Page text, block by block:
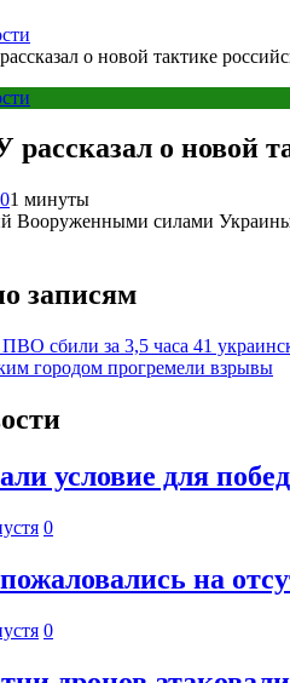
о новой тактике
о новой
01 минуты
Вооруженными силами Украины
записям
сбили за 3,5 часа 41
городом прогремели взрывы
условие для
0
на
0